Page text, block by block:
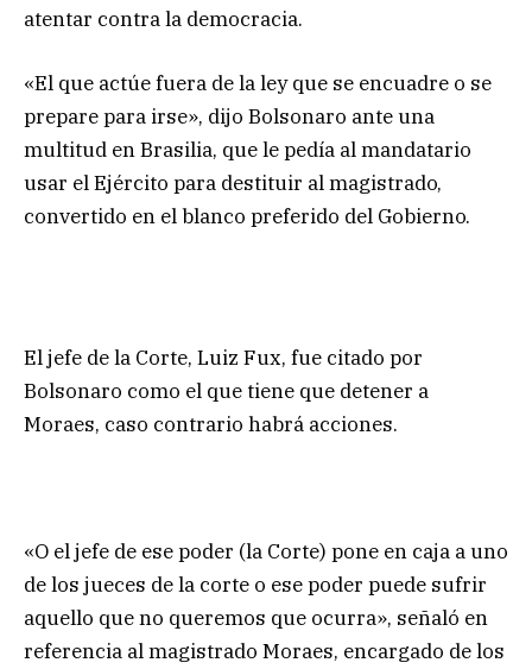
atentar contra la democracia.
«El que actúe fuera de la ley que se encuadre o se
prepare para irse», dijo Bolsonaro ante una
multitud en Brasilia, que le pedía al mandatario
usar el Ejército para destituir al magistrado,
convertido en el blanco preferido del Gobierno.
El jefe de la Corte, Luiz Fux, fue citado por
Bolsonaro como el que tiene que detener a
Moraes, caso contrario habrá acciones.
«O el jefe de ese poder (la Corte) pone en caja a uno
de los jueces de la corte o ese poder puede sufrir
aquello que no queremos que ocurra», señaló en
referencia al magistrado Moraes, encargado de los